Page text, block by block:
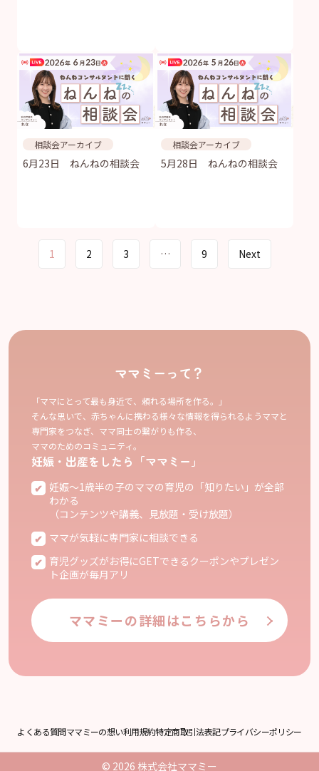
相談会アーカイブ
6月23日 ねんねの相談会
相談会アーカイブ
5月28日 ねんねの相談会
Page
1 2 3 … 9 Next
ママミーって？
「ママにとって最も身近で、頼れる場所を作る。」
そんな思いで、赤ちゃんに携わる様々な情報を得られるようママと
専門家をつなぎ、ママ同士の繋がりも作る、
ママのためのコミュニティ。
妊娠・出産をしたら「ママミー」
妊娠〜1歳半の子のママの育児の「知りたい」が全部
わかる
（コンテンツや講義、見放題・受け放題）
ママが気軽に専門家に相談できる
育児グッズがお得にGETできるクーポンやプレゼン
ト企画が毎月アリ
ママミーの詳細はこちらから
よくある質問ママミーの想い利用規約特定商取引法表記プライバシーポリシー
© 2026 株式会社ママミー